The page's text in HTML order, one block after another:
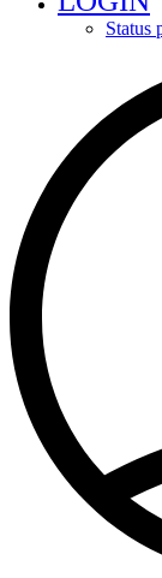
Status